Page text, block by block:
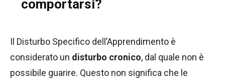
comportarsi?
Il Disturbo Specifico dell’Apprendimento è
considerato un disturbo cronico, dal quale non è
possibile guarire. Questo non significa che le